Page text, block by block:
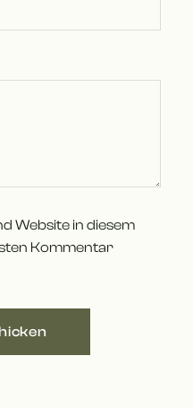
Website in diesem
Kommentar